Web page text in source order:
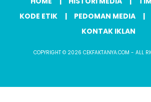
KODE ETIK
PEDOMAN MEDIA
KONTAK IKLAN
COPYRIGHT © 2026 CEKFAKTANYA.COM - ALL